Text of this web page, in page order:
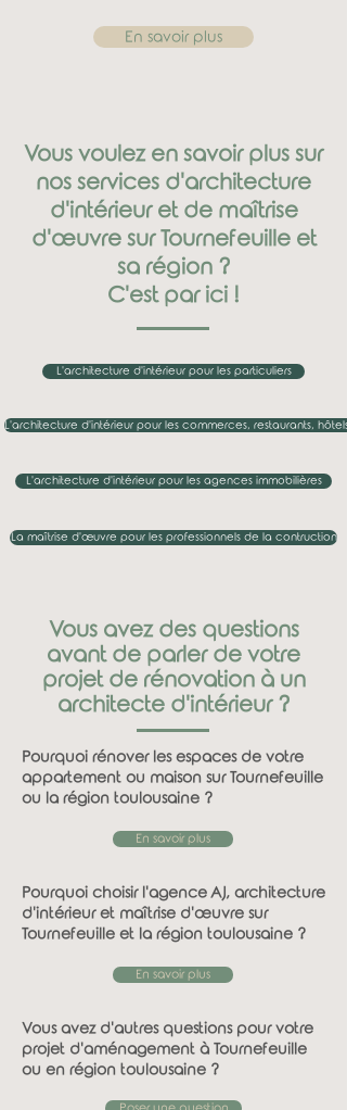
En savoir plus
Vous voulez en savoir plus sur
nos services d'architecture
d'intérieur et de maîtrise
d'œuvre sur Tournefeuille et
sa région ?
C'est par ici !
L'architecture d'intérieur pour les particuliers
L'architecture d'intérieur pour les commerces, restaurants,
L'architecture d'intérieur pour les agences immobilières
La maîtrise d'œuvre pour les professionnels de la contruction
Vous avez des questions
avant de parler de votre
projet de rénovation à un
architecte d'intérieur ?
Pourquoi rénover les espaces de votre
appartement ou maison sur Tournefeuille
ou la région toulousaine ?
En savoir plus
Pourquoi choisir l'agence AJ, architecture
d'intérieur et maîtrise d'œuvre sur
Tournefeuille et la région toulousaine ?
En savoir plus
Vous avez d'autres questions pour votre
projet d'aménagement à Tournefeuille
ou en région toulousaine ?